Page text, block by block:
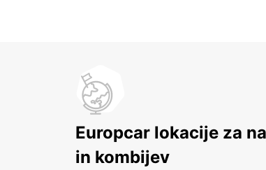
Europcar lokacije za
in kombijev